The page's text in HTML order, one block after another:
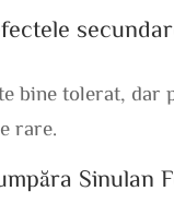
bine tolerat, dar
rare.
Sinulan